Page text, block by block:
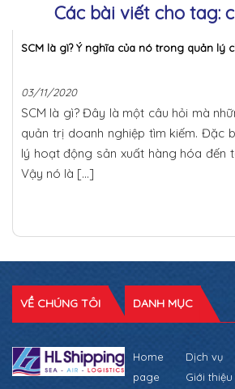
Các bài viết cho tag:
SCM là gì? Ý nghĩa của nó trong quản lý
03/11/2020
SCM là gì? Đây là một câu hỏi mà
quản trị doanh nghiệp tìm kiếm. Đặc
lý hoạt động sản xuất hàng hóa đến
Vậy nó là […]
VỀ CHÚNG TÔI DANH MỤC
Home
page
Dịch vụ
Giới thiệu